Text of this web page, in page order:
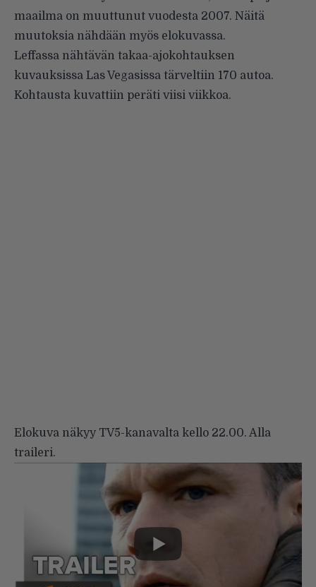
maailma on muuttunut vuodesta 2007. Näitä
muutoksia nähdään myös elokuvassa.
Leffassa nähtävän takaa-ajokohtauksen
kuvauksissa Las Vegasissa tärveltiin 170 autoa.
Kohtausta kuvattiin peräti viisi viikkoa.
Elokuva näkyy TV5-kanavalta kello 22.00. Alla
traileri.